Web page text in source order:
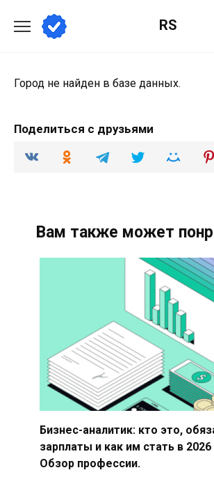
содержанию
RS
Город не найден в базе данных.
Поделиться с друзьями
Вам также может
Бизнес-аналитик: кто это,
зарплаты и как им стать в 2026
Обзор профессии.